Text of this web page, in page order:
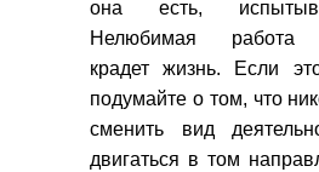
она есть,
Нелюбимая работа
крадет жизнь. Если
подумайте о том, что
сменить вид
двигаться в том